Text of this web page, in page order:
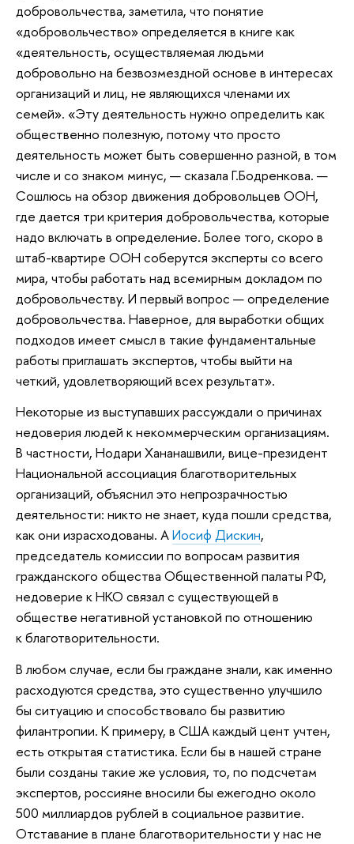
добровольчества, заметила, что понятие
«добровольчество» определяется в книге как
«деятельность, осуществляемая людьми
добровольно на безвозмездной основе в интересах
организаций и лиц, не являющихся членами их
семей». «Эту деятельность нужно определить как
общественно полезную, потому что просто
деятельность может быть совершенно разной, в том
числе и со знаком минус, — сказала Г.Бодренкова. —
Сошлюсь на обзор движения добровольцев ООН,
где дается три критерия добровольчества, которые
надо включать в определение. Более того, скоро в
штаб-квартире ООН соберутся эксперты со всего
мира, чтобы работать над всемирным докладом по
добровольчеству. И первый вопрос — определение
добровольчества. Наверное, для выработки общих
подходов имеет смысл в такие фундаментальные
работы приглашать экспертов, чтобы выйти на
четкий, удовлетворяющий всех результат».
Некоторые из выступавших рассуждали о причинах
недоверия людей к некоммерческим организациям.
В частности, Нодари Хананашвили, вице-президент
Национальной ассоциация благотворительных
организаций, объяснил это непрозрачностью
деятельности: никто не знает, куда пошли средства,
как они израсходованы. АИосиф Дискин,
председатель комиссии по вопросам развития
гражданского общества Общественной палаты РФ,
недоверие к НКО связал с существующей в
обществе негативной установкой по отношению
к благотворительности.
В любом случае, если бы граждане знали, как именно
расходуются средства, это существенно улучшило
бы ситуацию и способствовало бы развитию
филантропии. К примеру, в США каждый цент учтен,
есть открытая статистика. Если бы в нашей стране
были созданы такие же условия, то, по подсчетам
экспертов, россияне вносили бы ежегодно около
500 миллиардов рублей в социальное развитие.
Отставание в плане благотворительности у нас не